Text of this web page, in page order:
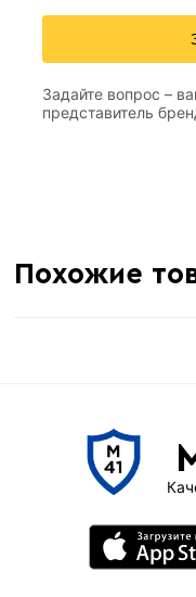
Задайте вопрос –
представитель
Похожие